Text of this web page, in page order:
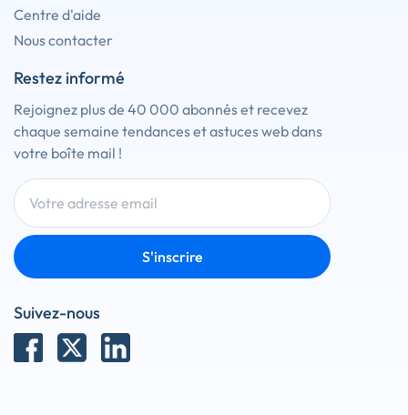
Centre d'aide
Nous contacter
Restez informé
Rejoignez plus de 40 000 abonnés et recevez
chaque semaine tendances et astuces web dans
votre boîte mail !
S'inscrire
Suivez-nous